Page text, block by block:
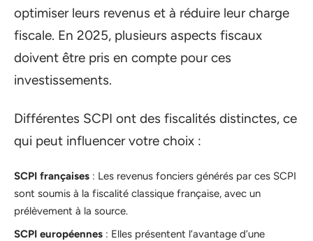
optimiser leurs revenus et à réduire leur charge
fiscale. En 2025, plusieurs aspects fiscaux
doivent être pris en compte pour ces
investissements.
Différentes SCPI ont des fiscalités distinctes, ce
qui peut influencer votre choix :
SCPI françaises : Les revenus fonciers générés par ces SCPI
sont soumis à la fiscalité classique française, avec un
prélèvement à la source.
SCPI européennes : Elles présentent l’avantage d’une